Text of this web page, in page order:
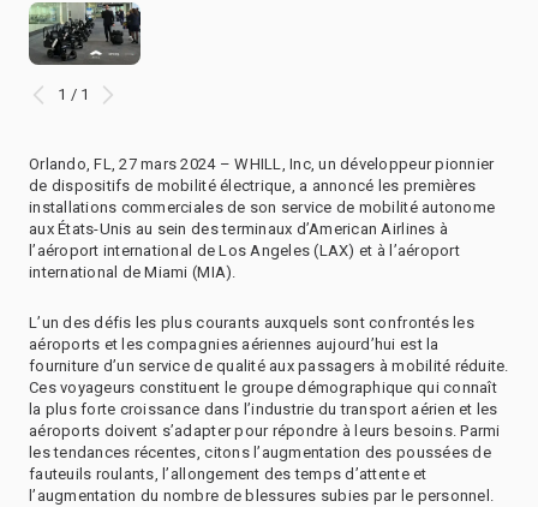
1 / 1
Orlando, FL, 27 mars 2024 – WHILL, Inc, un développeur pionnier
de dispositifs de mobilité électrique, a annoncé les premières
installations commerciales de son service de mobilité autonome
aux États-Unis au sein des terminaux d’American Airlines à
l’aéroport international de Los Angeles (LAX) et à l’aéroport
international de Miami (MIA).
L’un des défis les plus courants auxquels sont confrontés les
aéroports et les compagnies aériennes aujourd’hui est la
fourniture d’un service de qualité aux passagers à mobilité réduite.
Ces voyageurs constituent le groupe démographique qui connaît
la plus forte croissance dans l’industrie du transport aérien et les
aéroports doivent s’adapter pour répondre à leurs besoins. Parmi
les tendances récentes, citons l’augmentation des poussées de
fauteuils roulants, l’allongement des temps d’attente et
l’augmentation du nombre de blessures subies par le personnel.